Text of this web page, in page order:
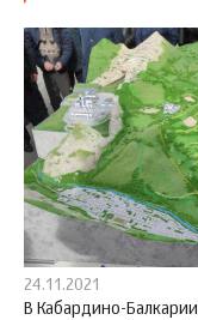
24.11.2021
В Кабардино-Балкарии